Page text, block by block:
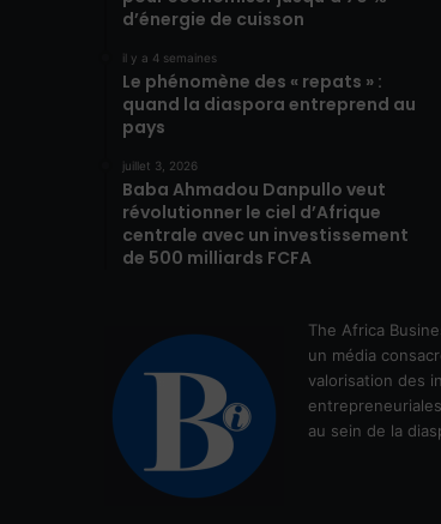
d’énergie de cuisson
il y a 4 semaines
Le phénomène des « repats » :
quand la diaspora entreprend au
pays
juillet 3, 2026
Baba Ahmadou Danpullo veut
révolutionner le ciel d’Afrique
centrale avec un investissement
de 500 milliards FCFA
The Africa
un média
valorisation des
au sein de la